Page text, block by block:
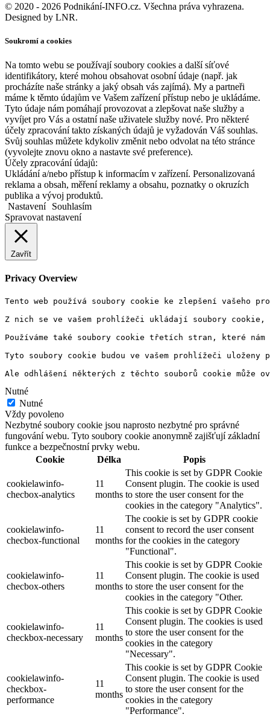
© 2020 - 2026 Podnikání-INFO.cz. Všechna práva vyhrazena.
Designed by LNR.
Soukromí a cookies
Na tomto webu se používají soubory cookies a další síťové
identifikátory, které mohou obsahovat osobní údaje (např. jak
procházíte naše stránky a jaký obsah vás zajímá). My a partneři
máme k těmto údajům ve Vašem zařízení přístup nebo je ukládáme.
Tyto údaje nám pomáhají provozovat a zlepšovat naše služby a
vyvíjet pro Vás a ostatní naše uživatele služby nové. Pro některé
účely zpracování takto získaných údajů je vyžadován Váš souhlas.
Svůj souhlas můžete kdykoliv změnit nebo odvolat na této stránce
(vyvolejte znovu okno a nastavte své preference).
Účely zpracování údajů:
Ukládání a/nebo přístup k informacím v zařízení. Personalizovaná
reklama a obsah, měření reklamy a obsahu, poznatky o okruzích
publika a vývoj produktů.
Nastavení
Souhlasím
Spravovat nastavení
Zavřít
Privacy Overview
Tento web používá soubory cookie ke zlepšení vašeho
Z nich se ve vašem prohlížeči ukládají soubory
Používáme také soubory cookie třetích stran, které
Tyto soubory cookie budou ve vašem prohlížeči
Ale odhlášení některých z těchto souborů cookie může
Nutné
Nutné
Vždy povoleno
Nezbytné soubory cookie jsou naprosto nezbytné pro správné
fungování webu. Tyto soubory cookie anonymně zajišťují základní
funkce a bezpečnostní prvky webu.
Cookie
Délka Popis
cookielawinfo-
checbox-analytics
11
months
This cookie is set by GDPR Cookie
Consent plugin. The cookie is used
to store the user consent for the
cookies in the category "Analytics".
cookielawinfo-
checbox-functional
11
months
The cookie is set by GDPR cookie
consent to record the user consent
for the cookies in the category
"Functional".
cookielawinfo-
checbox-others
11
months
This cookie is set by GDPR Cookie
Consent plugin. The cookie is used
to store the user consent for the
cookies in the category "Other.
cookielawinfo-
checkbox-necessary
11
months
This cookie is set by GDPR Cookie
Consent plugin. The cookies is used
to store the user consent for the
cookies in the category
"Necessary".
cookielawinfo-
checkbox-
performance
11
months
This cookie is set by GDPR Cookie
Consent plugin. The cookie is used
to store the user consent for the
cookies in the category
"Performance".